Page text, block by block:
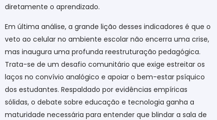
diretamente o aprendizado.
Em última análise, a grande lição desses indicadores é que o
veto ao celular no ambiente escolar não encerra uma crise,
mas inaugura uma profunda reestruturação pedagógica.
Trata-se de um desafio comunitário que exige estreitar os
laços no convívio analógico e apoiar o bem-estar psíquico
dos estudantes. Respaldado por evidências empíricas
sólidas, o debate sobre educação e tecnologia ganha a
maturidade necessária para entender que blindar a sala de